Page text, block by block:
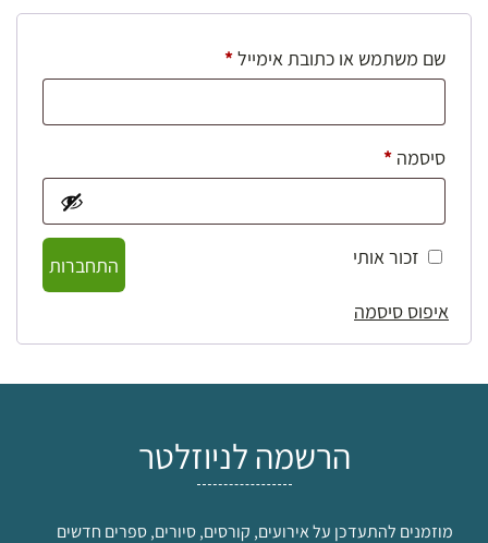
שם משתמש או כתובת אימייל*חובה
סיסמה *חובה
זכור אותי
התחברות
איפוס סיסמה
הרשמה לניוזלטר
מוזמנים להתעדכן על אירועים, קורסים, סיורים, ספרים חדשים